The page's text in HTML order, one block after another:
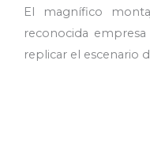
El magnífico
reconocida
replicar el escenario